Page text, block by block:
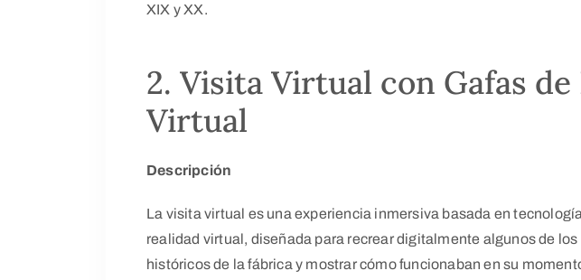
XIX y XX.
2. Visita Virtual con Gafas de
Virtual
Descripción
La visita virtual es una experiencia inmersiva basada en
realidad virtual, diseñada para recrear digitalmente algunos de
históricos de la fábrica y mostrar cómo funcionaban en su